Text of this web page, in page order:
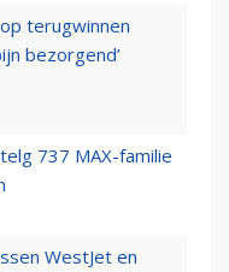
terugwinnen
bezorgend’
737 MAX-familie
WestJet en